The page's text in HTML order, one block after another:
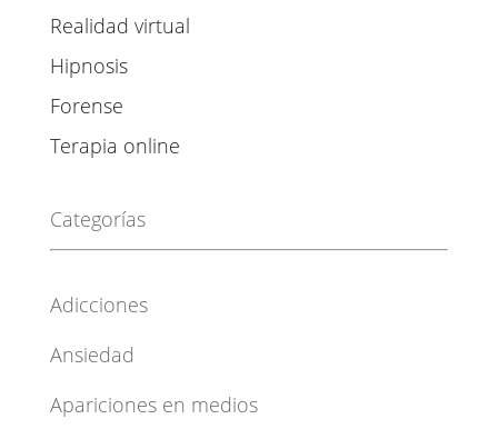
Realidad virtual
Hipnosis
Forense
Terapia online
Categorías
Adicciones
Ansiedad
Apariciones en medios